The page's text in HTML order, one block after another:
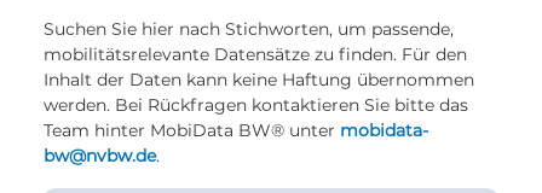
Suchen Sie hier nach Stichworten, um passende,
mobilitätsrelevante Datensätze zu finden. Für den
Inhalt der Daten kann keine Haftung übernommen
werden. Bei Rückfragen kontaktieren Sie bitte das
Team hinter MobiData BW® unter mobidata-
bw@nvbw.de.